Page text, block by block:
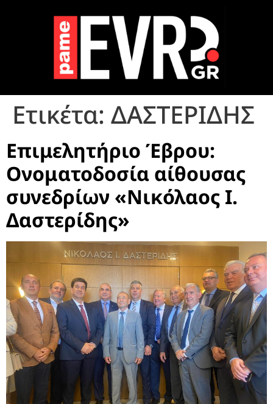
Ετικέτα: ΔΑΣΤΕΡΙΔΗΣ
Επιμελητήριο Έβρου:
Ονοματοδοσία αίθουσας
συνεδρίων «Νικόλαος Ι.
Δαστερίδης»